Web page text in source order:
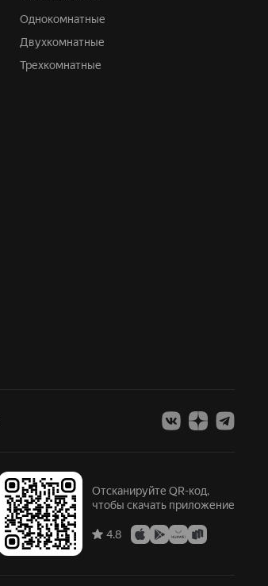
Однокомнатные
Двухкомнатные
Трехкомнатные
Отсканируйте QR-код,
чтобы скачать приложение
4.8